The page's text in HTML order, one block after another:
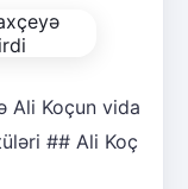
Ali Koçun vida
## Ali Koç